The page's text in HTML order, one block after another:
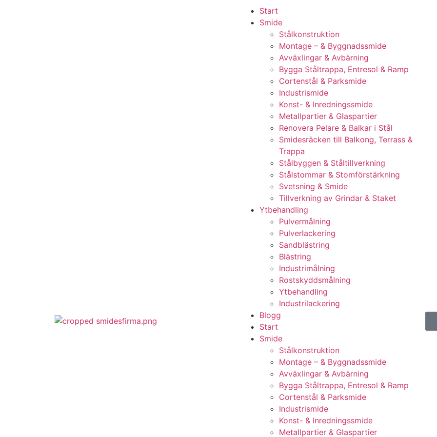
Start
Smide
Stålkonstruktion
Montage – & Byggnadssmide
Avväxlingar & Avbärning
Bygga Ståltrappa, Entresol & Ramp
Cortenstål & Parksmide
Industrismide
Konst- & Inredningssmide
Metallpartier & Glaspartier
Renovera Pelare & Balkar i Stål
Smidesräcken till Balkong, Terrass &
Trappa
Stålbyggen & Ståltillverkning
Stålstommar & Stomförstärkning
Svetsning & Smide
Tillverkning av Grindar & Staket
Ytbehandling
Pulvermålning
Pulverlackering
Sandblästring
Blästring
Industrimålning
Rostskyddsmålning
Ytbehandling
Industrilackering
Blogg
Start
Smide
Stålkonstruktion
Montage – & Byggnadssmide
Avväxlingar & Avbärning
Bygga Ståltrappa, Entresol & Ramp
Cortenstål & Parksmide
Industrismide
Konst- & Inredningssmide
Metallpartier & Glaspartier